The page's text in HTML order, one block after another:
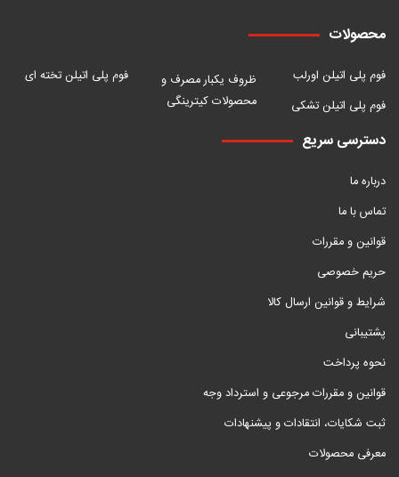
محصولات
فوم پلی اتیلن اورلب
فوم پلی اتیلن تشکی
ظروف یکبار مصرف و
محصولات کیترینگی
فوم پلی اتیلن تخته ای
دسترسی سریع
درباره ما
تماس با ما
قوانین و مقررات
حریم خصوصی
شرایط و قوانین ارسال کالا
پشتیبانی
نحوه پرداخت
قوانین و مقررات مرجوعی و استرداد وجه
ثبت شکایات، انتقادات و پیشنهادات
معرفی محصولات